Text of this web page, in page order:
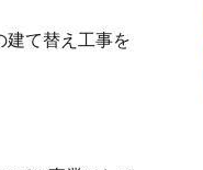
建て替え工事を